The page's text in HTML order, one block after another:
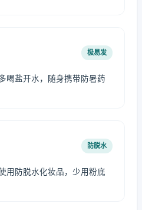
极易发
喝盐开水，随身携带防暑药
防脱水
用防脱水化妆品，少用粉底